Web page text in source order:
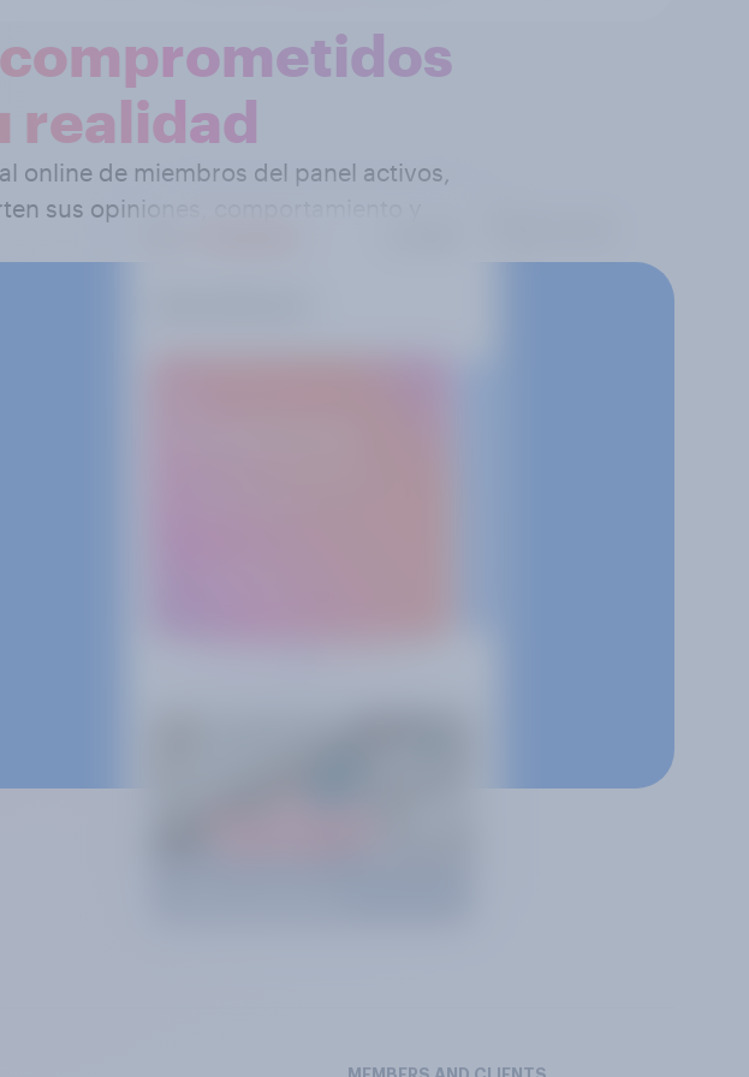
realidad
online de miembros del panel activos,
sus opiniones, comportamiento y